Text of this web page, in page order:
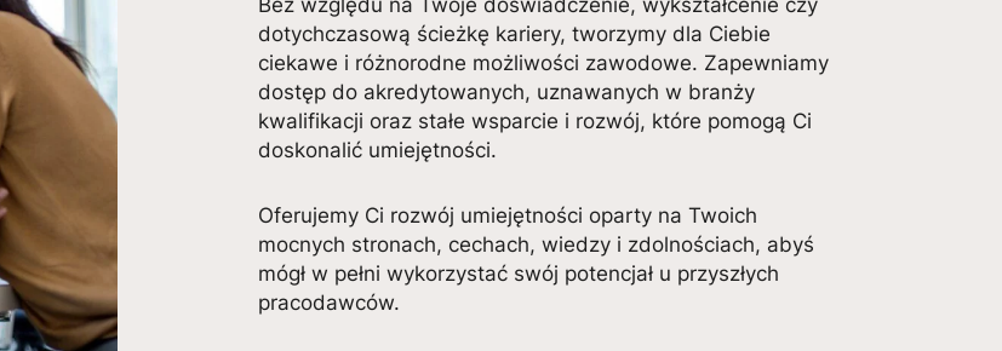
dotychczasową ścieżkę kariery, tworzymy dla Ciebie
ciekawe i różnorodne możliwości zawodowe. Zapewniamy
dostęp do akredytowanych, uznawanych w branży
kwalifikacji oraz stałe wsparcie i rozwój, które pomogą Ci
doskonalić umiejętności.
Oferujemy Ci rozwój umiejętności oparty na Twoich
mocnych stronach, cechach, wiedzy i zdolnościach, abyś
mógł w pełni wykorzystać swój potencjał u przyszłych
pracodawców.